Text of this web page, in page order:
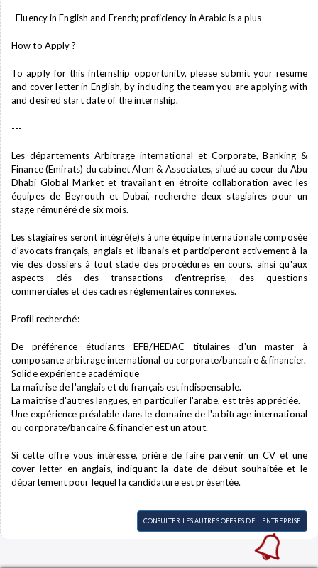
Fluency in English and French; proficiency in Arabic is a plus
How to Apply ?
To apply for this internship opportunity, please submit your resume
and cover letter in English, by including the team you are applying with
and desired start date of the internship.
---
Les départements Arbitrage international et Corporate, Banking &
Finance (Emirats) du cabinet Alem & Associates, situé au coeur du Abu
Dhabi Global Market et travailant en étroite collaboration avec les
équipes de Beyrouth et Dubaï, recherche deux stagiaires pour un
stage rémunéré de six mois.
Les stagiaires seront intégré(e)s à une équipe internationale composée
d'avocats français, anglais et libanais et participeront activement à la
vie des dossiers à tout stade des procédures en cours, ainsi qu'aux
aspects clés des transactions d'entreprise, des questions
commerciales et des cadres réglementaires connexes.
Profil recherché:
De préférence étudiants EFB/HEDAC titulaires d'un master à
composante arbitrage international ou corporate/bancaire & financier.
Solide expérience académique
La maîtrise de l'anglais et du français est indispensable.
La maîtrise d'autres langues, en particulier l'arabe, est très appréciée.
Une expérience préalable dans le domaine de l'arbitrage international
ou corporate/bancaire & financier est un atout.
Si cette offre vous intéresse, prière de faire parvenir un CV et une
cover letter en anglais, indiquant la date de début souhaitée et le
département pour lequel la candidature est présentée.
CONSULTER LES AUTRES OFFRES DE L'ENTREPRISE